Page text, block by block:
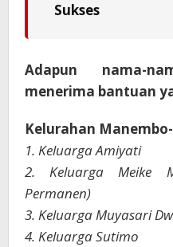
Sukses
Adapun nama-
menerima bantuan
Kelurahan
1. Keluarga Amiyati
2. Keluarga Meike
Permanen)
3. Keluarga Muyasari
4. Keluarga Sutimo